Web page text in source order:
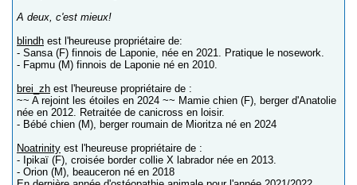
A deux, c'est mieux!
blindh est l'heureuse propriétaire de:
- Sansa (F) finnois de Laponie, née en 2021. Pratique le nosework.
- Fapmu (M) finnois de Laponie né en 2010.
brei_zh est l'heureuse propriétaire de :
~~ A rejoint les étoiles en 2024 ~~ Mamie chien (F), berger d'Anatolie
née en 2012. Retraitée de canicross en loisir.
- Bébé chien (M), berger roumain de Mioritza né en 2024
Noatrinity est l'heureuse propriétaire de :
- Ipikaï (F), croisée border collie X labrador née en 2013.
- Orion (M), beauceron né en 2018